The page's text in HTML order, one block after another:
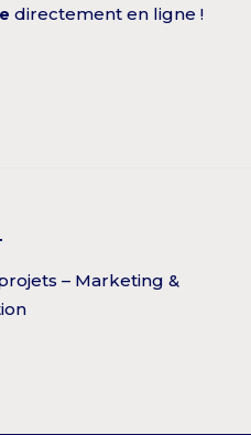
directement en ligne !
– Marketing &